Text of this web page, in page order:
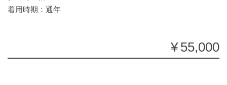
着用時期：通年
¥55,000